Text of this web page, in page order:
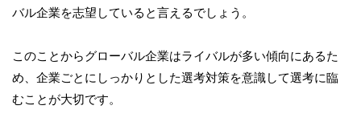
バル企業を志望していると言えるでしょう。
このことからグローバル企業はライバルが多い傾向にあるた
め、企業ごとにしっかりとした選考対策を意識して選考に臨
むことが大切です。